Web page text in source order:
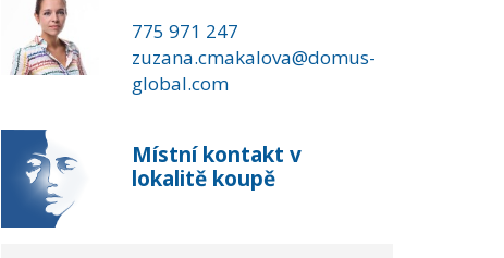
775 971 247
zuzana.cmakalova@domus-
global.com
Místní kontakt v
lokalitě koupě